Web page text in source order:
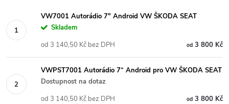
VW7001 Autorádio 7" Android VW ŠKODA SEAT
Skladem
od3 800 Kč
od 3 140,50 Kč bez DPH
VWPST7001 Autorádio 7“ Android pro VW ŠKODA SEAT
Dostupnost na dotaz
od3 800 Kč
od 3 140,50 Kč bez DPH